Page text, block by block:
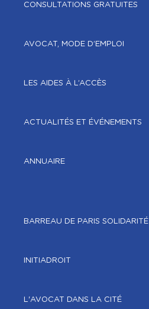
CONSULTATIONS GRATUITES
AVOCAT, MODE D’EMPLOI
LES AIDES À L’ACCÈS
ACTUALITÉS ET ÉVÉNEMENTS
ANNUAIRE
BARREAU DE PARIS SOLIDARITÉ
INITIADROIT
L'AVOCAT DANS LA CITÉ